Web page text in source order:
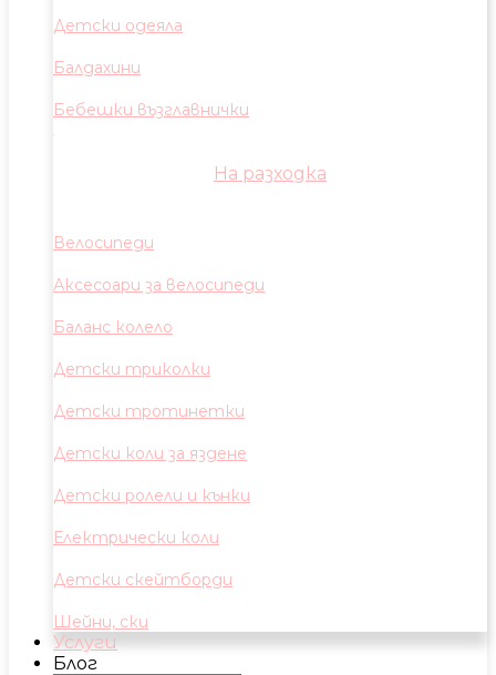
Детски одеяла
Балдахини
Бебешки възглавнички
На разходка
Велосипеди
Аксесоари за велосипеди
Баланс колело
Детски триколки
Детски тротинетки
Детски коли за яздене
Детски ролели и кънки
Електрически коли
Детски скейтборди
Шейни, ски
Услуги
Блог